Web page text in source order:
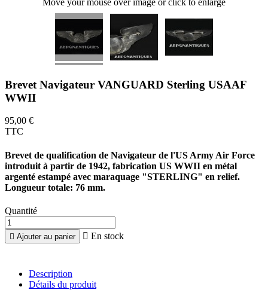
Move your mouse over image or click to enlarge
Brevet Navigateur VANGUARD Sterling USAAF
WWII
95,00 €
TTC
Brevet de qualification de Navigateur de l'US Army Air Force
introduit à partir de 1942, fabrication US WWII en métal
argenté estampé avec maraquage "STERLING" en relief.
Longueur totale: 76 mm.
Quantité
 Ajouter au panier  En stock
Description
Détails du produit